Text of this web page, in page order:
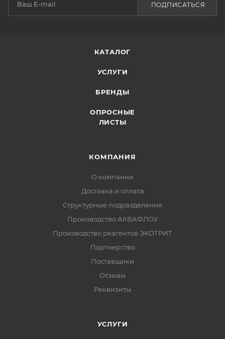
ПОДПИСАТЬСЯ
КАТАЛОГ
УСЛУГИ
БРЕНДЫ
ОПРОСНЫЕ
ЛИСТЫ
КОМПАНИЯ
О компании
Доставка и оплата
Структурные подразделения
Производство АКВАФЛОУ
Производство реагентов ЭКОТРИТ
Партнерство
Поставщики
Отзывы
Реквизиты
УСЛУГИ